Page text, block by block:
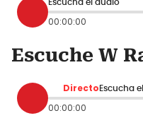
Escucha el audio
00:00:00
Escuche W
Directo Escucha
00:00:00